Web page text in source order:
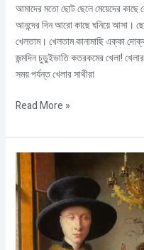
আমাদের মতো ছোট ছেলে মেয়েদের কাছে
আনন্দের দিন আরো কাছে ঘনিয়ে আসা।
খেলতাম। খেলতাম কানামাছি এক্কা
জন্মদিন চুড়ুইভাতি কতরকমের খেলা!
সময় পর্যন্ত খেলার সাথীরা
Read More »
বিশ্বকে
চিরতরে
বদলে
দেয়া
রেনেসাঁ
শিল্পের